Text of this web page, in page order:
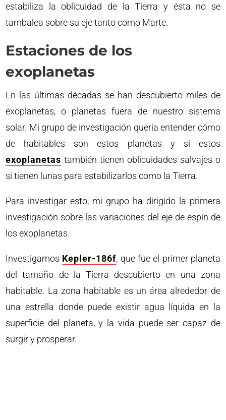
estabiliza la oblicuidad de la Tierra y ésta no se
tambalea sobre su eje tanto como Marte.
Estaciones de los
exoplanetas
En las últimas décadas se han descubierto miles de
exoplanetas, o planetas fuera de nuestro sistema
solar. Mi grupo de investigación quería entender cómo
de habitables son estos planetas y si estos
exoplanetas también tienen oblicuidades salvajes o
si tienen lunas para estabilizarlos como la Tierra.
Para investigar esto, mi grupo ha dirigido la primera
investigación sobre las variaciones del eje de espín de
los exoplanetas.
Investigamos Kepler-186f, que fue el primer planeta
del tamaño de la Tierra descubierto en una zona
habitable. La zona habitable es un área alrededor de
una estrella donde puede existir agua líquida en la
superficie del planeta, y la vida puede ser capaz de
surgir y prosperar.